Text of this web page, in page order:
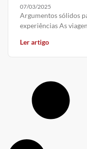
07/03/2025
Argumentos sólidos
experiências As
Ler artigo